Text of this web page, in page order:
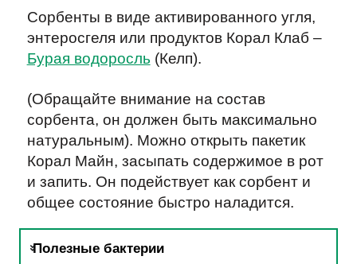
Сорбенты в виде активированного угля,
энтеросгеля или продуктов Корал Клаб –
Бурая водоросль (Келп).
(Обращайте внимание на состав
сорбента, он должен быть максимально
натуральным). Можно открыть пакетик
Корал Майн, засыпать содержимое в рот
и запить. Он подействует как сорбент и
общее состояние быстро наладится.
Полезные бактерии